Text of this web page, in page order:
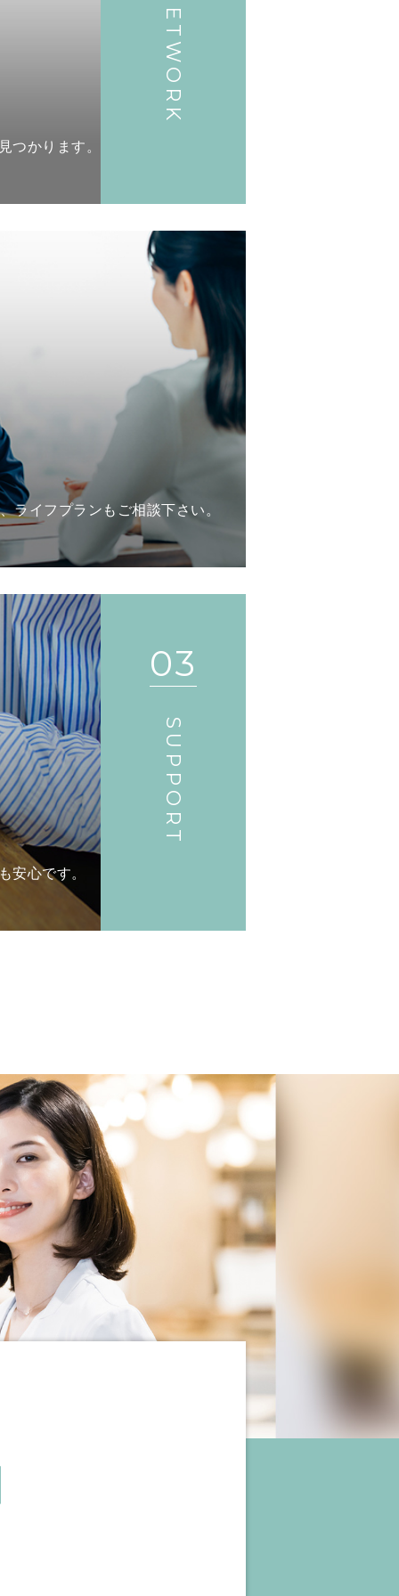
NETWORK
つかります。
ライフプランもご相談下さい。
03
SUPPORT
安心です。